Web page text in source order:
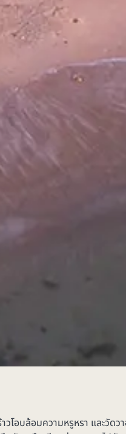
โอบล้อมความหรูหรา และวัดว